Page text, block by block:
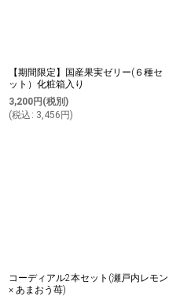
【期間限定】国産果実ゼリー(６種セ
ット）化粧箱入り
3,200円 (税別)
(税込 : 3,456 円)
コーディアル2本セット(瀬戸内レモン
× あまおう苺)